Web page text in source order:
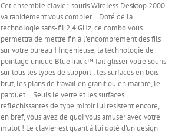
Cet ensemble clavier-souris Wireless Desktop 2000
va rapidement vous combler... Doté de la
technologie sans-fil 2,4 GHz, ce combo vous
permettra de mettre fin à l'encombrement des fils
sur votre bureau ! Ingénieuse, la technologie de
pointage unique BlueTrack™ fait glisser votre souris
sur tous les types de support : les surfaces en bois
brut, les plans de travail en granit ou en marbre, le
parquet... Seuls le verre et les surfaces
réfléchissantes de type miroir lui résistent encore,
en bref, vous avez de quoi vous amuser avec votre
mulot ! Le clavier est quant à lui doté d'un design